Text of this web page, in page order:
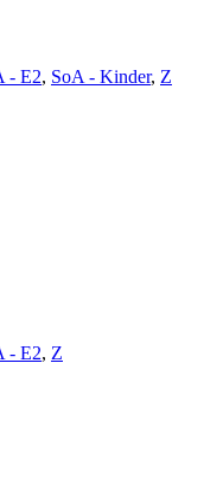
- E2, SoA - Kinder, Z
- E2, Z